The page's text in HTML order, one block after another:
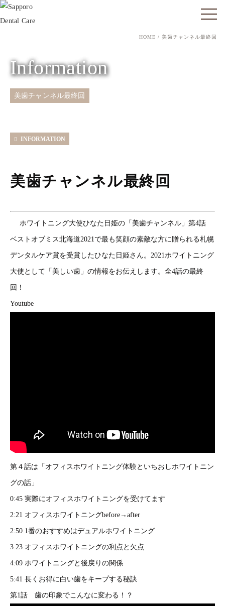
HOME 美歯チャンネル最終回
Information
美歯チャンネル最終回
INFORMATION
美歯チャンネル最終回
ホワイトニング大使ひなた日姫の「美歯チャンネル」第4話
ベストオブミス北海道2021で最も笑顔の素敵な方に贈られる札幌
デンタルケア賞を受賞したひなた日姫さん。2021ホワイトニング
大使として「美しい歯」の情報をお伝えします。全4話の最終
回！
Youtube
第４話は「オフィスホワイトニング体験といちおしホワイトニン
グの話」
0:45 実際にオフィスホワイトニングを受けてます
2:21 オフィスホワイトニングbefore→after
2:50 1番のおすすめはデュアルホワイトニング
3:23 オフィスホワイトニングの利点と欠点
4:09 ホワイトニングと後戻りの関係
5:41 長くお得に白い歯をキープする秘訣
第1話 歯の印象でこんなに変わる！？